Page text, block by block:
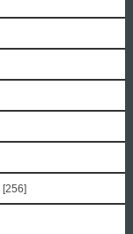
[256]